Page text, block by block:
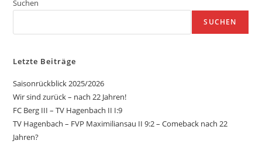
Suchen
SUCHEN
Letzte Beiträge
Saisonrückblick 2025/2026
Wir sind zurück – nach 22 Jahren!
FC Berg III – TV Hagenbach II I:9
TV Hagenbach – FVP Maximiliansau II 9:2 – Comeback nach 22
Jahren?